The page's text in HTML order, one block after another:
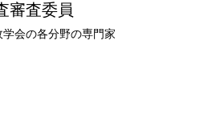
審査委員
学会の各分野の専門家